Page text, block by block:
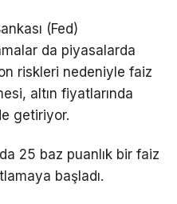
(Fed)
da piyasalarda
riskleri nedeniyle faiz
altın fiyatlarında
getiriyor.
25 baz puanlık bir faiz
başladı.